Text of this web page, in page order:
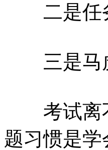
二是任务
三是马
考试离不
题习惯是